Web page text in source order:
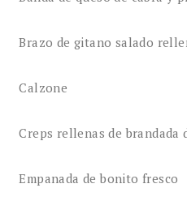
Brazo de gitano salado
Calzone
Creps rellenas de brandada
Empanada de bonito fresco